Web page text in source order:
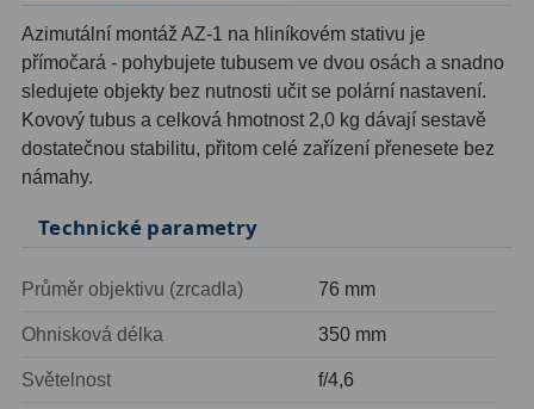
Paralaktické EQ19
Fotografické montáže5
Stativy a pilíře
Objímky10
Závaží
Azimutální montáž AZ-1 na hliníkovém stativu je
přímočará - pohybujete tubusem ve dvou osách a snadno
sledujete objekty bez nutnosti učit se polární nastavení.
Kovový tubus a celková hmotnost 2,0 kg dávají sestavě
dostatečnou stabilitu, přitom celé zařízení přenesete bez
námahy.
Technické parametry
Průměr objektivu (zrcadla) 76 mm
Ohnisková délka 350 mm
Světelnost f/4,6